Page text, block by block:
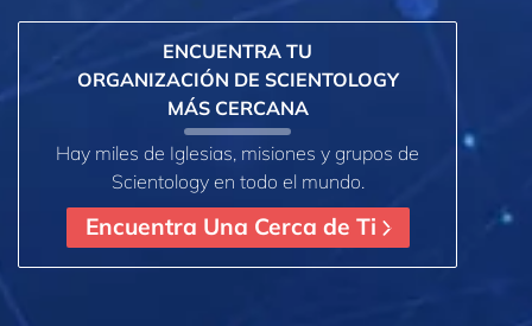
ENCUENTRA TU
ORGANIZACIÓN DE SCIENTOLOGY
MÁS CERCANA
Hay miles de Iglesias, misiones y grupos de
Scientology en todo el mundo.
Encuentra Una Cerca de Ti